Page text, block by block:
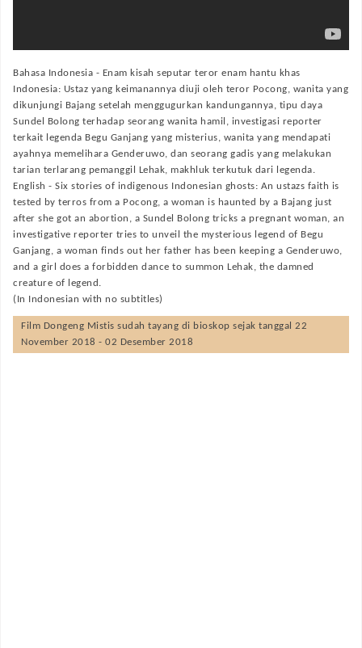
Bahasa Indonesia - Enam kisah seputar teror enam hantu khas
Indonesia: Ustaz yang keimanannya diuji oleh teror Pocong, wanita yang
dikunjungi Bajang setelah menggugurkan kandungannya, tipu daya
Sundel Bolong terhadap seorang wanita hamil, investigasi reporter
terkait legenda Begu Ganjang yang misterius, wanita yang mendapati
ayahnya memelihara Genderuwo, dan seorang gadis yang melakukan
tarian terlarang pemanggil Lehak, makhluk terkutuk dari legenda.
English - Six stories of indigenous Indonesian ghosts: An ustazs faith is
tested by terros from a Pocong, a woman is haunted by a Bajang just
after she got an abortion, a Sundel Bolong tricks a pregnant woman, an
investigative reporter tries to unveil the mysterious legend of Begu
Ganjang, a woman finds out her father has been keeping a Genderuwo,
and a girl does a forbidden dance to summon Lehak, the damned
creature of legend.
(In Indonesian with no subtitles)
Film Dongeng Mistis sudah tayang di bioskop sejak tanggal 22
November 2018 - 02 Desember 2018